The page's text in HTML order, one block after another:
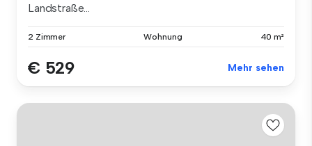
Landstraße...
2 Zimmer Wohnung 40 m²
€ 529 Mehr sehen